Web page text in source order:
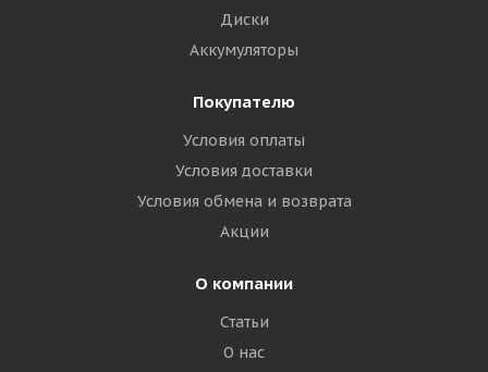
Диски
Аккумуляторы
Покупателю
Условия оплаты
Условия доставки
Условия обмена и возврата
Акции
О компании
Статьи
О нас